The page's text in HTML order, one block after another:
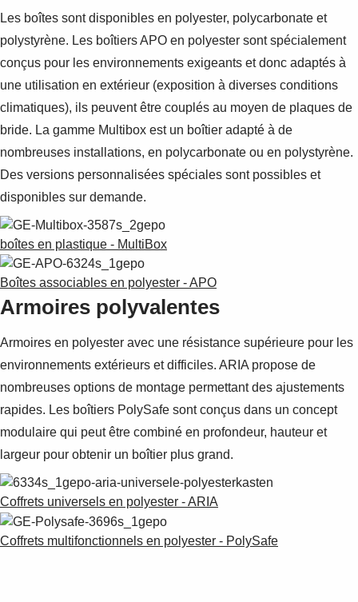
Suggestions
Products
Shopping list preview
Les boîtes sont disponibles en polyester, polycarbonate et
polystyrène. Les boîtiers APO en polyester sont spécialement
conçus pour les environnements exigeants et donc adaptés à
une utilisation en extérieur (exposition à diverses conditions
climatiques), ils peuvent être couplés au moyen de plaques de
bride. La gamme Multibox est un boîtier adapté à de
nombreuses installations, en polycarbonate ou en polystyrène.
Des versions personnalisées spéciales sont possibles et
disponibles sur demande.
boîtes en plastique - MultiBox
Boîtes associables en polyester - APO
Armoires polyvalentes
Armoires en polyester avec une résistance supérieure pour les
environnements extérieurs et difficiles. ARIA propose de
nombreuses options de montage permettant des ajustements
rapides. Les boîtiers PolySafe sont conçus dans un concept
modulaire qui peut être combiné en profondeur, hauteur et
largeur pour obtenir un boîtier plus grand.
Coffrets universels en polyester - ARIA
Coffrets multifonctionnels en polyester - PolySafe